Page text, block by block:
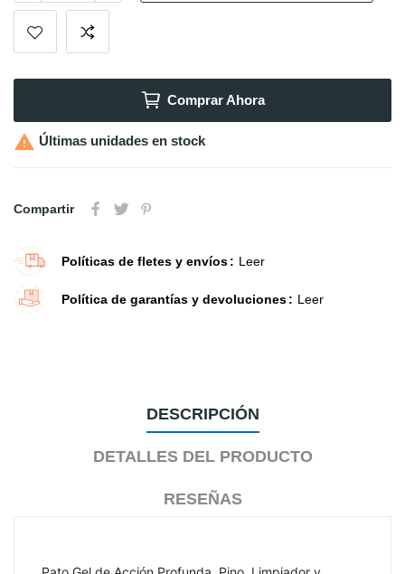
Comprar Ahora
 Últimas unidades en stock
Compartir
Políticas de fletes y envíos Leer
Política de garantías y devoluciones Leer
DESCRIPCIÓN
DETALLES DEL PRODUCTO
RESEÑAS